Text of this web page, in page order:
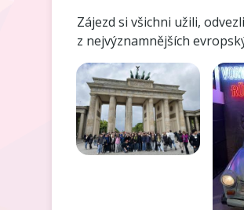
Zájezd si všichni užili,
z nejvýznamnějších